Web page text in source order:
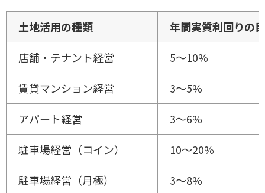
土地活用の種類
年間実質利回りの
店舗・テナント経営
5～10%
賃貸マンション経営
3～5%
アパート経営
3～6%
駐車場経営（コイン）
10～20%
駐車場経営（月極）
3～8%